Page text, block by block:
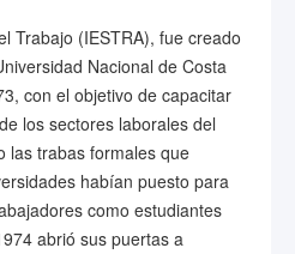
Trabajo (IESTRA), fue creado
Nacional de Costa
con el objetivo de capacitar
los sectores laborales del
las trabas formales que
habían puesto para
como estudiantes
abrió sus puertas a